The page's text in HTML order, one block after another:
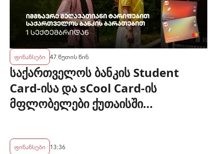
ფინანსები 47 წუთის წინ
საქართველოს ბანკის Student
Card-ისა და sCool Card-ის
მფლობელები ქუთაისში
ტარიფით ისარგებლებენ
ფინანსები 13:36